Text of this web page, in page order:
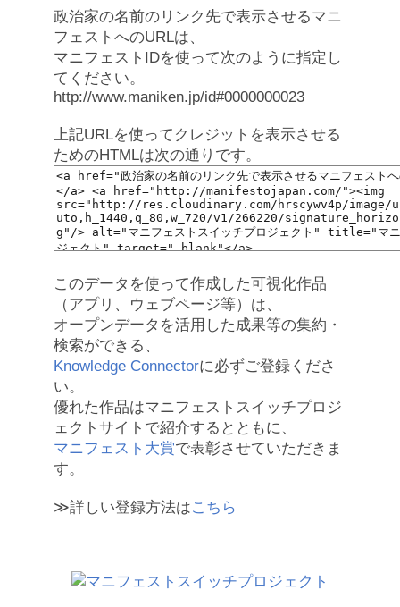
政治家の名前のリンク先で表示させるマニ
フェストへのURLは、
マニフェストIDを使って次のように指定し
てください。
http://www.maniken.jp/id#0000000023
上記URLを使ってクレジットを表示させる
ためのHTMLは次の通りです。
このデータを使って作成した可視化作品
（アプリ、ウェブページ等）は、
オープンデータを活用した成果等の集約・
検索ができる、
Knowledge Connectorに必ずご登録くださ
い。
優れた作品はマニフェストスイッチプロジ
ェクトサイトで紹介するとともに、
マニフェスト大賞で表彰させていただきま
す。
≫詳しい登録方法はこちら